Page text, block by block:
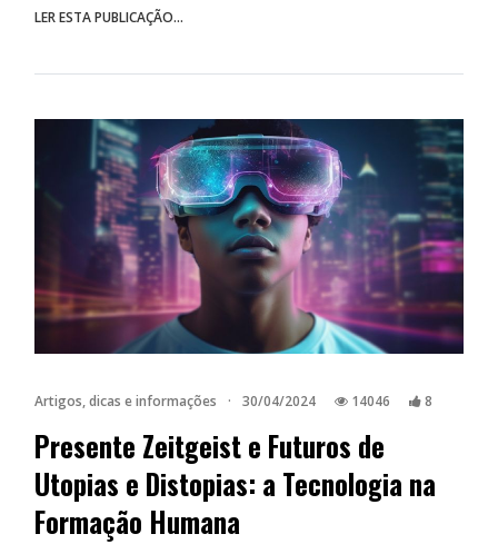
LER ESTA PUBLICAÇÃO...
Artigos, dicas e informações · 30/04/2024 14046 8
Presente Zeitgeist e Futuros de
Utopias e Distopias: a Tecnologia na
Formação Humana